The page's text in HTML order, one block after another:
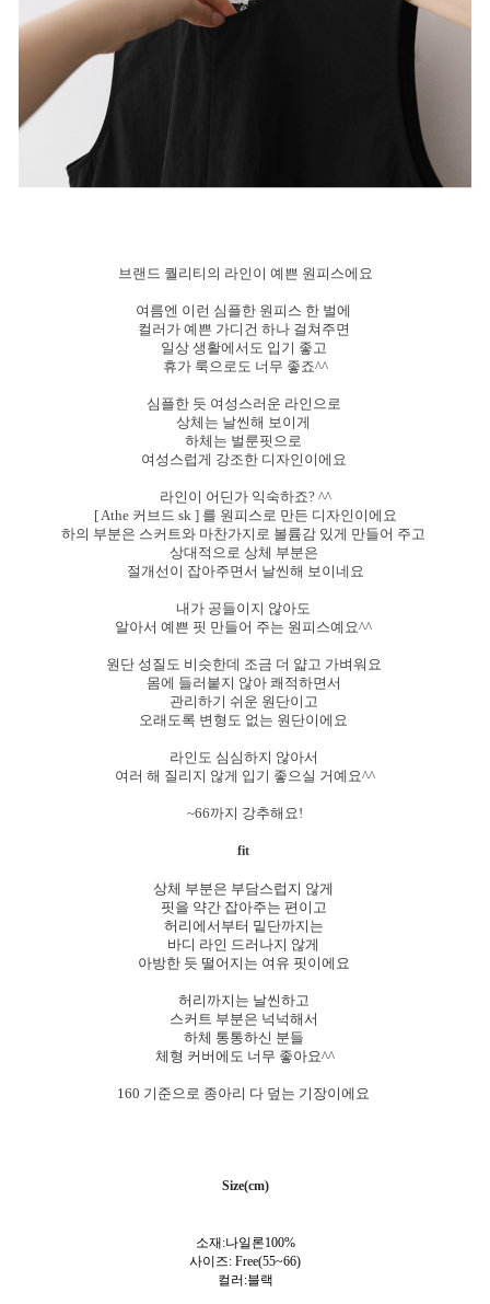
브랜드 퀄리티의 라인이 예쁜 원피스에요
여름엔 이런 심플한 원피스 한 벌에
컬러가 예쁜 가디건 하나 걸쳐주면
일상 생활에서도 입기 좋고
휴가 룩으로도 너무 좋죠^^
심플한 듯 여성스러운 라인으로
상체는 날씬해 보이게
하체는 벌룬핏으로
여성스럽게 강조한 디자인이에요
라인이 어딘가 익숙하죠? ^^
[ Athe 커브드 sk ] 를 원피스로 만든 디자인이에요
하의 부분은 스커트와 마찬가지로 볼륨감 있게 만들어 주고
상대적으로 상체 부분은
절개선이 잡아주면서 날씬해 보이네요
내가 공들이지 않아도
알아서 예쁜 핏 만들어 주는 원피스예요^^
원단 성질도 비슷한데 조금 더 얇고 가벼워요
몸에 들러붙지 않아 쾌적하면서
관리하기 쉬운 원단이고
오래도록 변형도 없는 원단이에요
라인도 심심하지 않아서
여러 해 질리지 않게 입기 좋으실 거예요^^
~66까지 강추해요!
fit
상체 부분은 부담스럽지 않게
핏을 약간 잡아주는 편이고
허리에서부터 밑단까지는
바디 라인 드러나지 않게
아방한 듯 떨어지는 여유 핏이에요
허리까지는 날씬하고
스커트 부분은 넉넉해서
하체 통통하신 분들
체형 커버에도 너무 좋아요^^
160 기준으로 종아리 다 덮는 기장이에요
Size(cm)
소재:나일론100%
사이즈: Free(55~66)
컬러:블랙